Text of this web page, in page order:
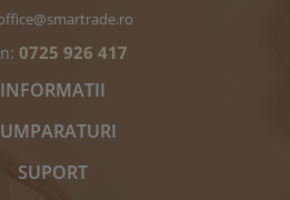
0725 926 417
INFORMATII
SUPORT